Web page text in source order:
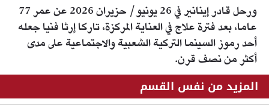
ورحل قادر إينانير في 26 يونيو/ حزيران 2026 عن عمر 77
عاما، بعد فترة علاج في العناية المركزة، تاركا إرثا فنيا جعله
أحد رموز السينما التركية الشعبية والاجتماعية على مدى
أكثر من نصف قرن.
المزيد من نفس القسم